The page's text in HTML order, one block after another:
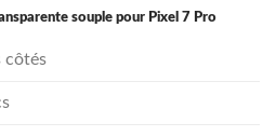
souple pour Pixel 7 Pro
côtés